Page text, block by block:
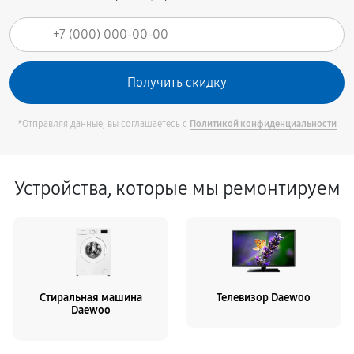
*Отправляя данные, вы соглашаетесь с Политикой конфиденциальности
Устройства, которые мы ремонтируем
Стиральная машина
Daewoo
Телевизор Daewoo